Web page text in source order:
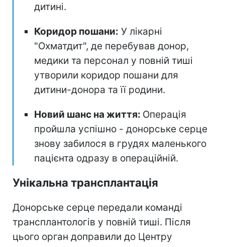
дитині.
Коридор пошани: У лікарні
"Охматдит", де перебував донор,
медики та персонал у повній тиші
утворили коридор пошани для
дитини-донора та її родини.
Новий шанс на життя: Операція
пройшла успішно - донорське серце
знову забилося в грудях маленького
пацієнта одразу в операційній.
Унікальна трансплантація
Донорське серце передали команді
трансплантологів у повній тиші. Після
цього орган доправили до Центру